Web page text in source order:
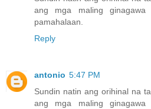
ang mga maling
pamahalaan.
Reply
antonio 5:47 PM
Sundin natin ang orihinal na
ang mga maling